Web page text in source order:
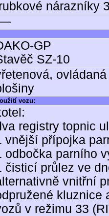
nárazníky
GP
SZ-10
vozu:
registry topnic
vnější přípojka
odbočka parního
čisticí průlez ve
vnitřní
kluznice
v režimu 33